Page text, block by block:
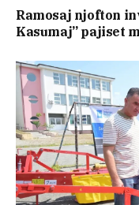
Ramosaj njofton
Kasumaj” pajiset